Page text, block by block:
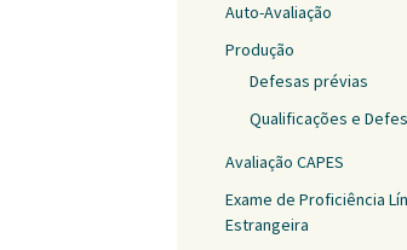
Auto-Avaliação
Produção
Defesas prévias
Qualificações e
Avaliação CAPES
Exame de Proficiência
Estrangeira